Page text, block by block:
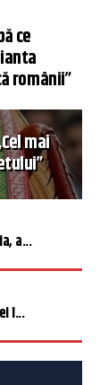
ce
românii”
mai
a...
î...